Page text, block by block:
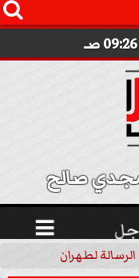
09:26 صـ
صالح

الرسالة لطهران؟..